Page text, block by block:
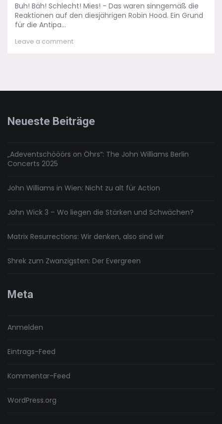
Buh! Bäh! Schlecht! Mies! - Das waren sinngemäß die
Reaktionen auf den diesjährigen Robin Hood. Ein Grund
für die Antipa...
Leave a commenton
Neueste Beiträge
„Adeventschööörs on Öhrs“: The John Williams Berlin
Concerts 2025
John Williams in Wien: Nicht zu alt für Action
John Wick 3 – Wo liegen die Stärken und Schwächen?
Matrix Resurrections: Wir denken, also sind wir
Shrek zum Zwanzigsten: Der Evergreen
Meta
Anmelden
Eintrags-Feed
Kommentar-Feed
WordPress.org